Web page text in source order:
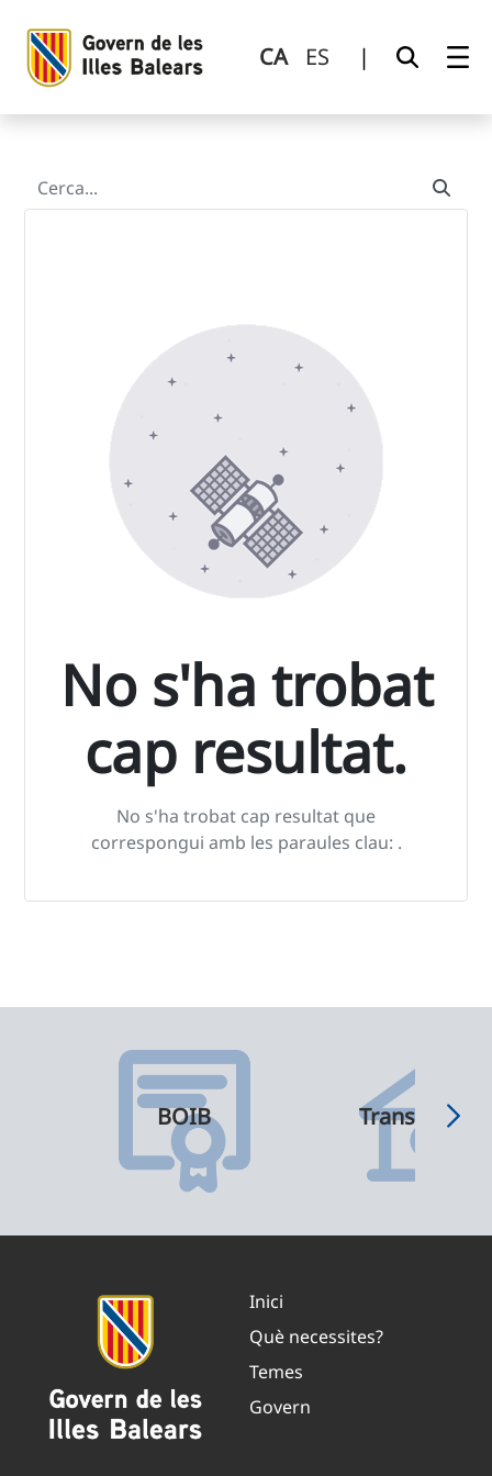
CA ES |
No s'ha trobat
cap resultat.
No s'ha trobat cap resultat que
correspongui amb les paraules clau: .
BOIB
Inici
Què necessites?
Temes
Govern